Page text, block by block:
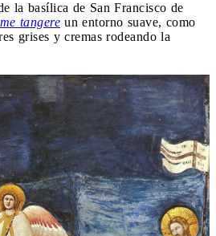
la basílica de San Francisco de
tangere un entorno suave, como
grises y cremas rodeando la